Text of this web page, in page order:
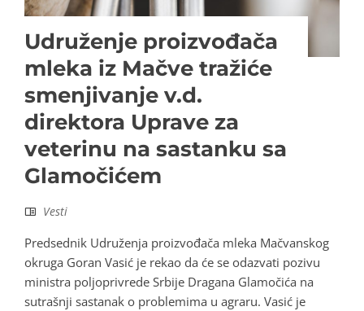
Udruženje proizvođača
mleka iz Mačve tražiće
smenjivanje v.d.
direktora Uprave za
veterinu na sastanku sa
Glamočićem
Vesti
Predsednik Udruženja proizvođača mleka Mačvanskog
okruga Goran Vasić je rekao da će se odazvati pozivu
ministra poljoprivrede Srbije Dragana Glamočića na
sutrašnji sastanak o problemima u agraru. Vasić je